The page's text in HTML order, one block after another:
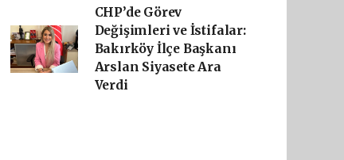
CHP’de Görev
Değişimleri ve İstifalar:
Bakırköy İlçe Başkanı
Arslan Siyasete Ara
Verdi